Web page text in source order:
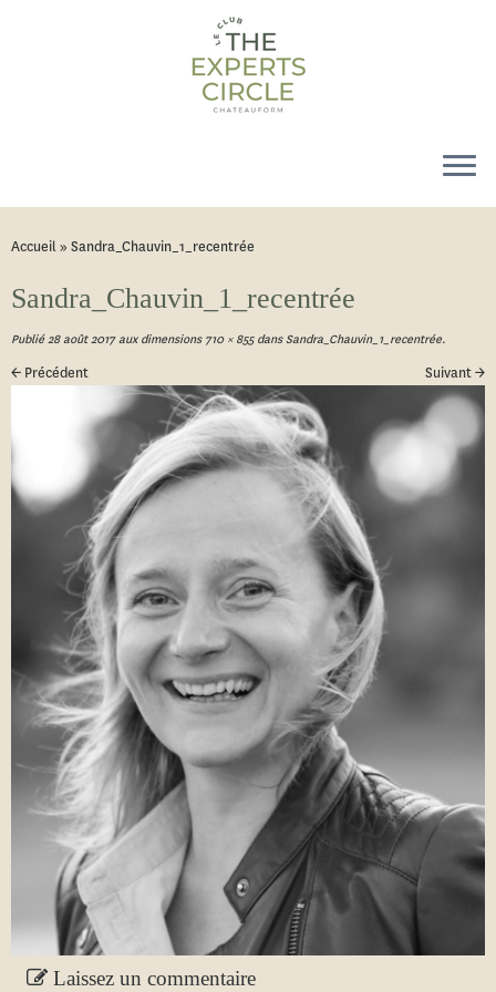
Accueil» Sandra_Chauvin_1_recentrée
Sandra_Chauvin_1_recentrée
Publié 28 août 2017aux dimensions710 × 855dansSandra_Chauvin_1_recentrée.
← Précédent Suivant →
Laissez un commentaire